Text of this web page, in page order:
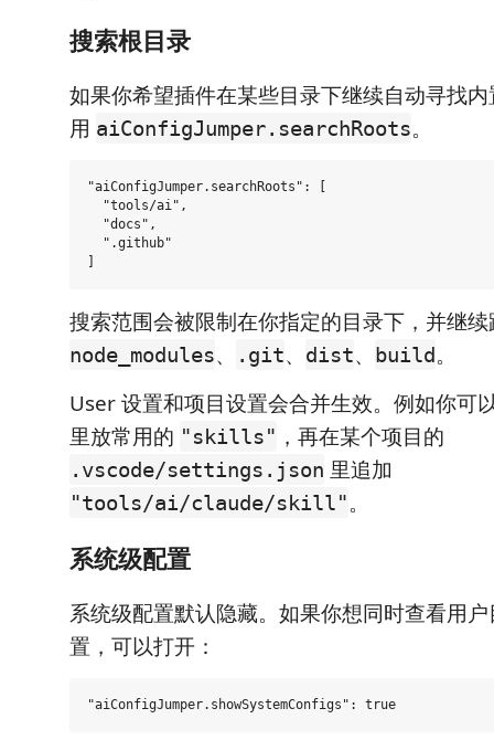
搜索根目录
如果你希望插件在某些目录下继续自动寻找
用 aiConfigJumper.searchRoots。
"aiConfigJumper.searchRoots": [
  "tools/ai",
  "docs",
  ".github"
搜索范围会被限制在你指定的目录下，并继
node_modules、 .git、 dist、 build。
User 设置和项目设置会合并生效。例如你可
里放常用的 "skills" ，再在某个项目的
.vscode/settings.json 里追加
"tools/ai/claude/skill"。
系统级配置
系统级配置默认隐藏。如果你想同时查看用
置，可以打开：